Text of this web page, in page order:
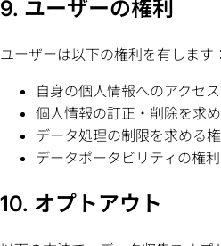
9. ユーザーの権利
ユーザーは以下の権利を有します：
自身の個人情報へのアクセ
個人情報の訂正・削除を求
データ処理の制限を求める
データポータビリティの権利
10. オプトアウト